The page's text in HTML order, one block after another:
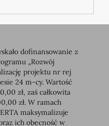
dofinansowanie z
„Rozwój
projektu nr rej
24 m-cy. Wartość
zł, zaś całkowita
zł. W ramach
maksymalizuje
ich obecność w